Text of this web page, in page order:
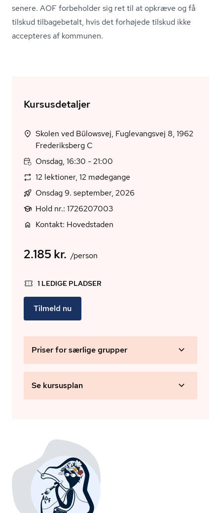
senere. AOF forbeholder sig ret til at opkræve og få
tilskud tilbagebetalt, hvis det forhøjede tilskud ikke
accepteres af kommunen.
Kursusdetaljer
Skolen ved Bülowsvej, Fuglevangsvej 8, 1962
Frederiksberg C
Onsdag, 16:30 - 21:00
12 lektioner, 12 mødegange
Onsdag 9. september, 2026
Hold nr.: 1726207003
Kontakt: Hovedstaden
2.185 kr. /person
1 LEDIGE PLADSER
Tilmeld nu
Priser for særlige grupper
Se kursusplan